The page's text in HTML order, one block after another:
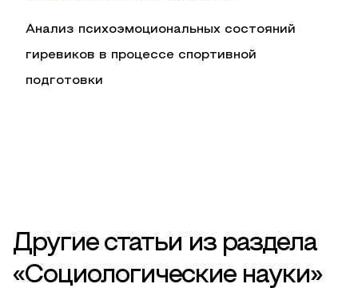
Анализ психоэмоциональных состояний
гиревиков в процессе спортивной
подготовки
Другие статьи из раздела
«Социологические науки»